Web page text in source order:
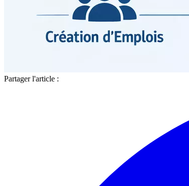
Partager l'article :